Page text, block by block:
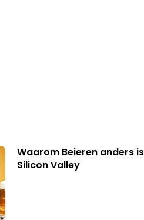
Waarom Beieren anders
Silicon Valley